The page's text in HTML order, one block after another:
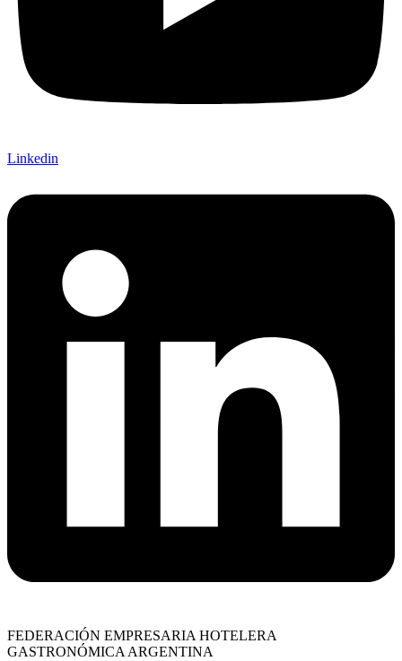
Linkedin
FEDERACIÓN EMPRESARIA HOTELERA
GASTRONÓMICA ARGENTINA